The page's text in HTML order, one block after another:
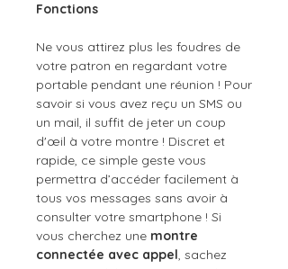
Fonctions
Ne vous attirez plus les foudres de
votre patron en regardant votre
portable pendant une réunion ! Pour
savoir si vous avez reçu un SMS ou
un mail, il suffit de jeter un coup
d'œil à votre montre ! Discret et
rapide, ce simple geste vous
permettra d’accéder facilement à
tous vos messages sans avoir à
consulter votre smartphone ! Si
vous cherchez une montre
connectée avec appel, sachez